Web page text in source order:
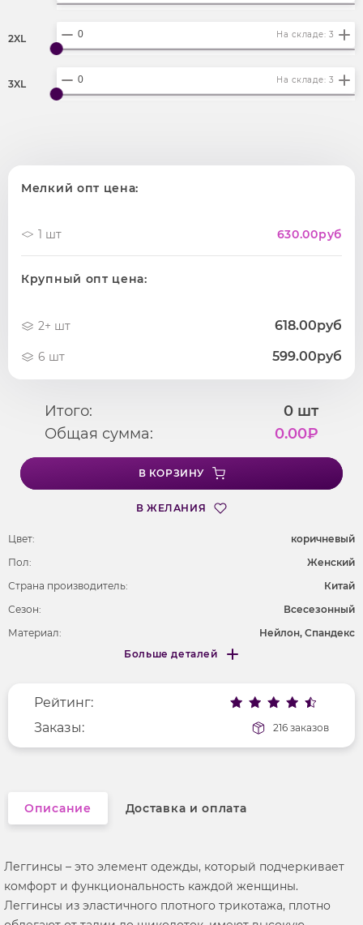
2XL На складе: 3
3XL На складе: 3
Мелкий опт цена:
1 шт 630.00руб
Крупный опт цена:
2+ шт 618.00руб
6 шт 599.00руб
Итого: 0 шт
Общая сумма:
0.00₽
В КОРЗИНУ
В ЖЕЛАНИЯ
Цвет:
коричневый
Пол:
Женский
Страна производитель:
Китай
Сезон:
Всесезонный
Материал:
Нейлон, Спандекс
Фактура материала
трикотажный
Больше деталей
Меньше деталей
Рейтинг:
Заказы:
216 заказов
Описание Доставка и оплата
Леггинсы – это элемент одежды, который подчеркивает
комфорт и функциональность каждой женщины.
Леггинсы из эластичного плотного трикотажа, плотно